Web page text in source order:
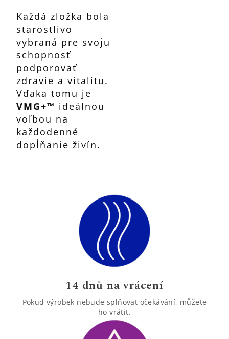
Každá zložka bola
starostlivo
vybraná pre svoju
schopnosť
podporovať
zdravie a vitalitu.
Vďaka tomu je
VMG+™ ideálnou
voľbou na
každodenné
dopĺňanie živín.
14 dnů na vrácení
Pokud výrobek nebude splňovat očekávání, můžete
ho vrátit.